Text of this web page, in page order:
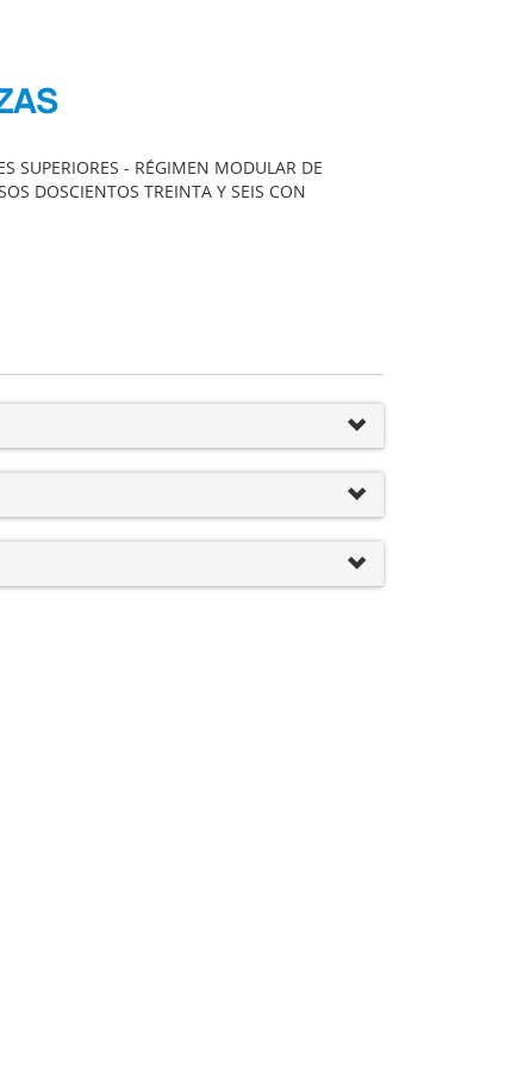
SUPERIORES - RÉGIMEN MODULAR DE
DOSCIENTOS TREINTA Y SEIS CON